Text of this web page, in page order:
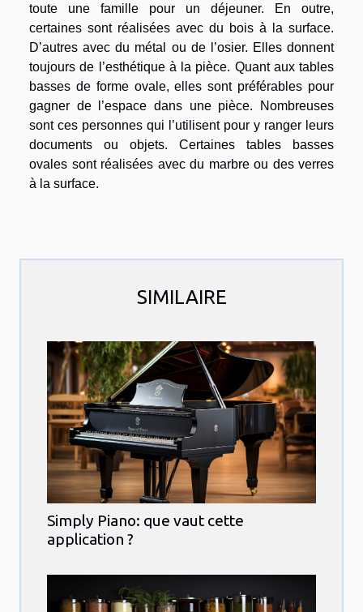
toute une famille pour un déjeuner. En outre,
certaines sont réalisées avec du bois à la surface.
D’autres avec du métal ou de l’osier. Elles donnent
toujours de l’esthétique à la pièce. Quant aux tables
basses de forme ovale, elles sont préférables pour
gagner de l’espace dans une pièce. Nombreuses
sont ces personnes qui l’utilisent pour y ranger leurs
documents ou objets. Certaines tables basses
ovales sont réalisées avec du marbre ou des verres
à la surface.
SIMILAIRE
Simply Piano: que vaut cette
application ?